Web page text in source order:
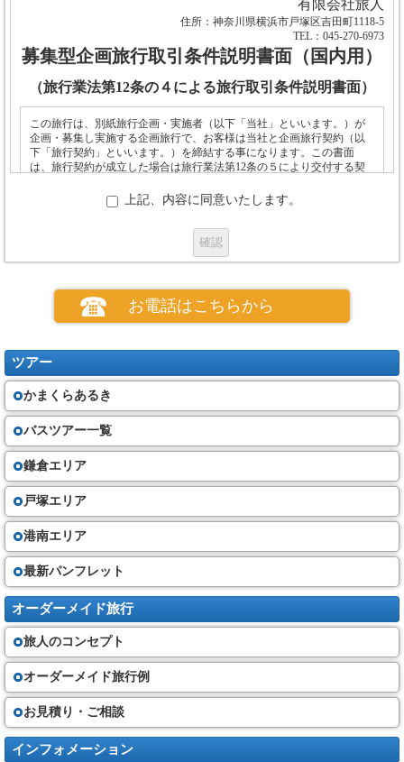
有限会社旅人
住所：神奈川県横浜市戸塚区吉田町1118-5
TEL：045-270-6973
募集型企画旅行取引条件説明書面（国内用）
（旅行業法第12条の４による旅行取引条件説明書面）
この旅行は、別紙旅行企画・実施者（以下「当社」といいます。）が
企画・募集し実施する企画旅行で、お客様は当社と企画旅行契約（以
下「旅行契約」といいます。）を締結する事になります。この書面
は、旅行契約が成立した場合は旅行業法第12条の５により交付する契
(２)電話、郵便、ファクシミリその他の通信手段による募集型企画旅行契約
の予約を受け付けます。この場合、予約の時点では契約は成立しておら
ず、旅行者は、当社が予約の承諾の旨を通知した後、当社が定める期間内
通知しなければなりません。
(３) 当社は、お客さまが次の①から⑤のいずれかに該当したときは、お申
込みをお断りすることがあります。
①他の旅行者に迷惑を及ぼし、又は団体旅行の円滑な実施を妨げるおそ
れがあると当社が判断するとき。
②お客さまが暴力団員、暴力団準構成員、暴力団関係者、暴力団関係企業
③お客さまが当社に対して暴力的な要求行為、不当な要求行為、取引に関
して脅迫的な言動若しくは暴力を用いる行為又はこれらに準ずる行為を行
ったとき。
④お客さまが風説を流布し、偽計を用い若しくは威力を用いて当社の信用
を毀損し若しくは当社の業務を妨害する行為又はこれらに準ずる行為を行
ったとき。
⑤その他当社の業務上の都合で、お申込みをお断りすることがあります。
旅行代金
（４）旅行開始日までの契約書面に記載する期日までに、当社に対し、契
約書面に記載する金額の旅行代金を支払って頂きます。（最終書面の作成
時期時点で運賃・料金を基準と致します）
（５）旅行代金に含まれるもの
①旅行日程に明示した運送機関の運賃・料金(普通席)
②旅行日程に明示した宿泊の代金及び税・サービス料、食事の代金及びー
税・サービス料、観光の代金(入場料金・ガイド料金)
③添乗サービス代金
その他は旅行代金に含まれません。
契約の成立と契約書面・確定書面の交付
上記、内容に同意いたします。
お電話はこちらから
ツアー
かまくらあるき
バスツアー一覧
鎌倉エリア
戸塚エリア
港南エリア
最新パンフレット
オーダーメイド旅行
旅人のコンセプト
オーダーメイド旅行例
お見積り・ご相談
インフォメーション